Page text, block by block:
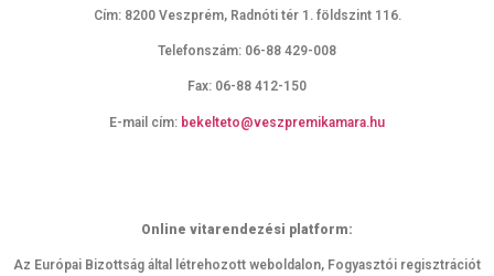
Cím: 8200 Veszprém, Radnóti tér 1. földszint 116.
Telefonszám: 06-88 429-008
Fax: 06-88 412-150
E-mail cím: bekelteto@veszpremikamara.hu
Online vitarendezési platform:
Az Európai Bizottság által létrehozott weboldalon, Fogyasztói regisztrációt